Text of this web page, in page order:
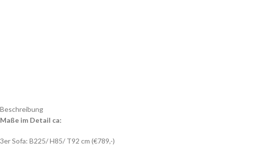
Beschreibung
Maße im Detail ca:
3er Sofa: B225/ H85/ T92 cm (€789,-)